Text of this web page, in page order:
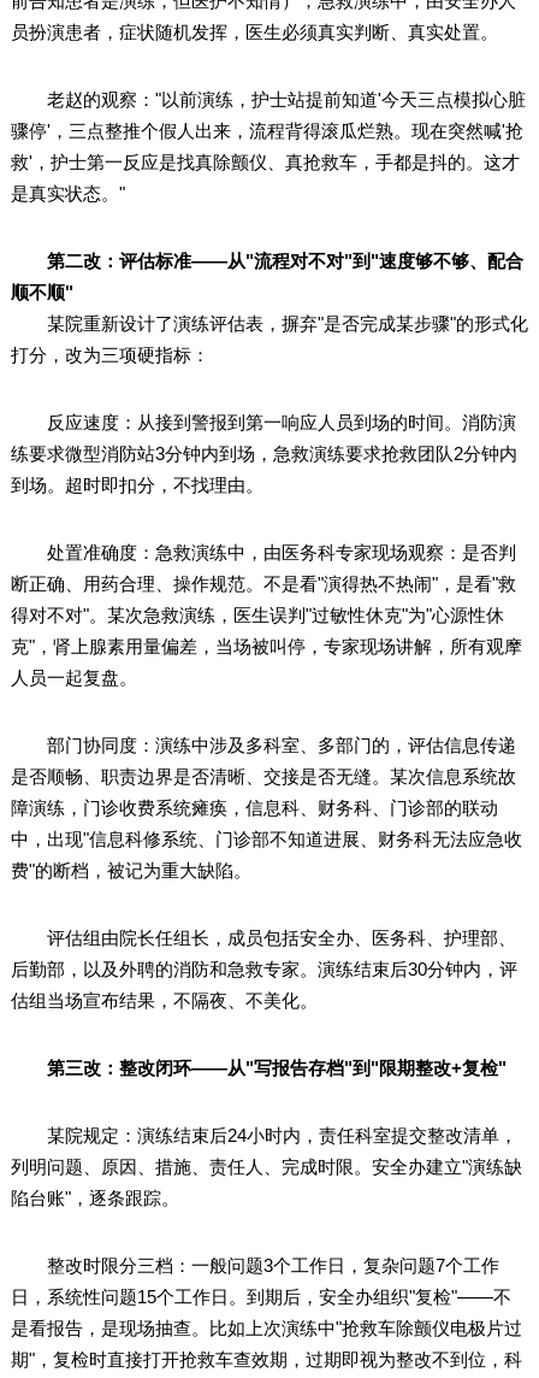
员扮演患者，症状随机发挥，医生必须真实判断、真实处置。
老赵的观察："以前演练，护士站提前知道'今天三点模拟心脏
骤停'，三点整推个假人出来，流程背得滚瓜烂熟。现在突然喊'抢
救'，护士第一反应是找真除颤仪、真抢救车，手都是抖的。这才
是真实状态。"
第二改：评估标准——从"流程对不对"到"速度够不够、配合
顺不顺"
某院重新设计了演练评估表，摒弃"是否完成某步骤"的形式化
打分，改为三项硬指标：
反应速度：从接到警报到第一响应人员到场的时间。消防演
练要求微型消防站3分钟内到场，急救演练要求抢救团队2分钟内
到场。超时即扣分，不找理由。
处置准确度：急救演练中，由医务科专家现场观察：是否判
断正确、用药合理、操作规范。不是看"演得热不热闹"，是看"救
得对不对"。某次急救演练，医生误判"过敏性休克"为"心源性休
克"，肾上腺素用量偏差，当场被叫停，专家现场讲解，所有观摩
人员一起复盘。
部门协同度：演练中涉及多科室、多部门的，评估信息传递
是否顺畅、职责边界是否清晰、交接是否无缝。某次信息系统故
障演练，门诊收费系统瘫痪，信息科、财务科、门诊部的联动
中，出现"信息科修系统、门诊部不知道进展、财务科无法应急收
费"的断档，被记为重大缺陷。
评估组由院长任组长，成员包括安全办、医务科、护理部、
后勤部，以及外聘的消防和急救专家。演练结束后30分钟内，评
估组当场宣布结果，不隔夜、不美化。
第三改：整改闭环——从"写报告存档"到"限期整改+复检"
某院规定：演练结束后24小时内，责任科室提交整改清单，
列明问题、原因、措施、责任人、完成时限。安全办建立"演练缺
陷台账"，逐条跟踪。
整改时限分三档：一般问题3个工作日，复杂问题7个工作
日，系统性问题15个工作日。到期后，安全办组织"复检"——不
是看报告，是现场抽查。比如上次演练中"抢救车除颤仪电极片过
期"，复检时直接打开抢救车查效期，过期即视为整改不到位，科